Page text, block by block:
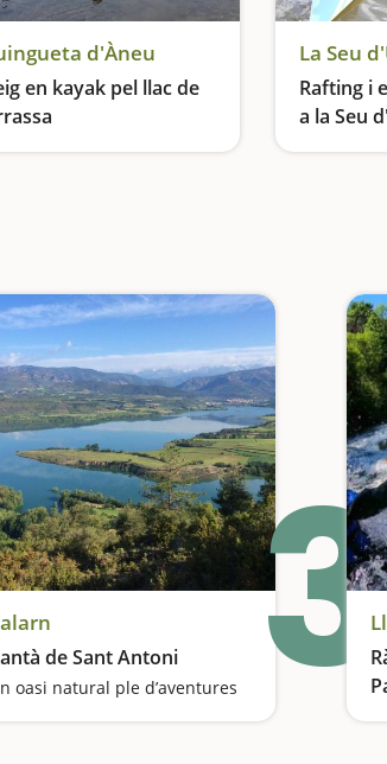
d'Àneu
en kayak pel llac de
Remem en aigües tranquil·les en ple Pirineu
La Seu
Rafting i
a la Seu
Aventures
de Sant Antoni
oasi natural ple d’aventures 3